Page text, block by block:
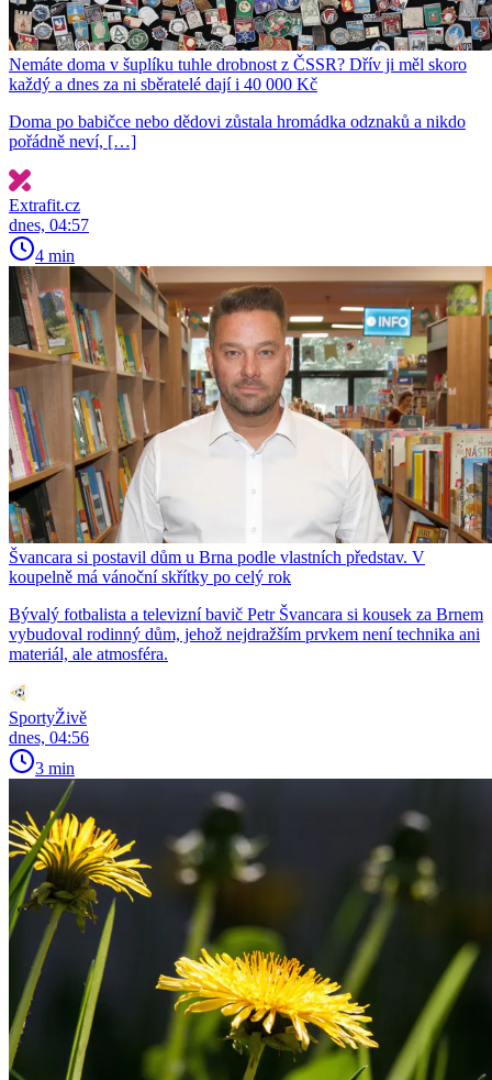
Nemáte doma v šuplíku tuhle drobnost z ČSSR? Dřív ji měl skoro
každý a dnes za ni sběratelé dají i 40 000 Kč
Doma po babičce nebo dědovi zůstala hromádka odznaků a nikdo
pořádně neví, […]
Extrafit.cz
dnes, 04:57
4 min
Švancara si postavil dům u Brna podle vlastních představ. V
koupelně má vánoční skřítky po celý rok
Bývalý fotbalista a televizní bavič Petr Švancara si kousek za Brnem
vybudoval rodinný dům, jehož nejdražším prvkem není technika ani
materiál, ale atmosféra.
SportyŽivě
dnes, 04:56
3 min